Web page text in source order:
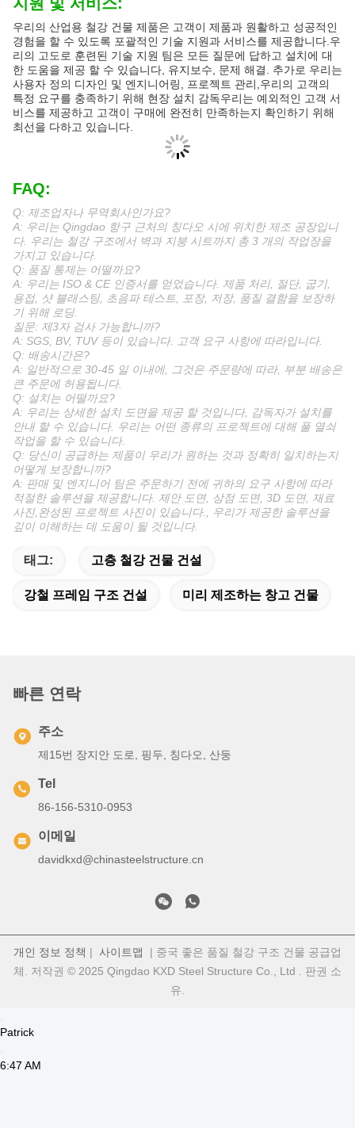
경직 방지
핫디프 진료 또는 경직 방지 페인팅
선반 및 선반
냉접속 C 또는 Z제스, Q355 또는 Q235
지붕 및 벽 패
널
EPS 샌드위치 패널 / 유리섬유 샌드위치 패널 / 바
위 솜 샌드위치 패널 / PU 샌드위치 패널 / 컬러 코
팅 인 코러브 스틸 시트
하천
중공용 진료제철
하향 파이프
PVC
슬라이딩 도어 또는 롤러 셔터 도어
서비스 설계
서비스 제조
업
우리는 고객의 필요에 따라 모든 종류의 철강 구조
제품을 제조 할 수 있습니다.
서비스 설치
우리는 설치를 보장하기 위해 자세한 도면을 제공
합니다. 또한 설치, 감독 및 교육 서비스를 제공합
니다. 우리는 또한 엔지니어 팀을 안내하거나 현장
포장
1철강 구조 부품은 적절한 보호로 벗은 포장재에
있을 것입니다.
2샌드위치 패널은 플라스틱 필름으로 덮여 있습니
다.
3볼트와 다른 액세서리는 나무 상자에 탑재됩니다.
4컨테이너 건조 처리
5고객의 요구에 따라
품질 검사
공장 자체 검사; 고객 검사; 제3자 검사.
사용
모든 종류의 산업 작업장, 창고, 슈퍼마켓, 초고층
건물 등
(2) 정확한 표와 도면을 제공 하기 위해, 길이가, 너비, 지붕 높이
지원 및 서비스:
경험을 할 수 있도록 포괄적인 기술 지원과 서비스를 제공합니다.우
리의 고도로 훈련된 기술 지원 팀은 모든 질문에 답하고 설치에 대
한 도움을 제공 할 수 있습니다, 유지보수, 문제 해결. 추가로 우리는
특정 요구를 충족하기 위해 현장 설치 감독우리는 예외적인 고객 서
비스를 제공하고 고객이 구매에 완전히 만족하는지 확인하기 위해
최선을 다하고 있습니다.
Q: 제조업자나 무역회사인가요?
A: 우리는 Qingdao 항구 근처의 칭다오 시에 위치한 제조 공장입니
가지고 있습니다.
Q: 품질 통제는 어떨까요?
A: 우리는 ISO & CE 인증서를 얻었습니다. 제품 처리, 절단, 굽기,
용접, 샷 블래스팅, 초음파 테스트, 포장, 저장, 품질 결함을 보장하
Q: 배송시간은?
큰 주문에 허용됩니다.